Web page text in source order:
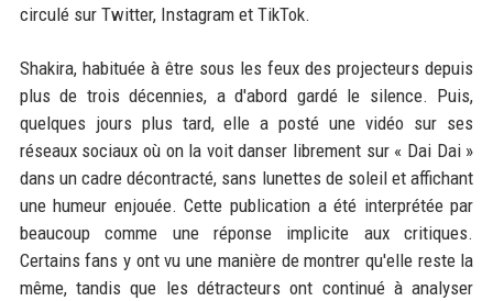
circulé sur Twitter, Instagram et TikTok.
Shakira, habituée à être sous les feux des projecteurs depuis
plus de trois décennies, a d'abord gardé le silence. Puis,
quelques jours plus tard, elle a posté une vidéo sur ses
réseaux sociaux où on la voit danser librement sur « Dai Dai »
dans un cadre décontracté, sans lunettes de soleil et affichant
une humeur enjouée. Cette publication a été interprétée par
beaucoup comme une réponse implicite aux critiques.
Certains fans y ont vu une manière de montrer qu'elle reste la
même, tandis que les détracteurs ont continué à analyser